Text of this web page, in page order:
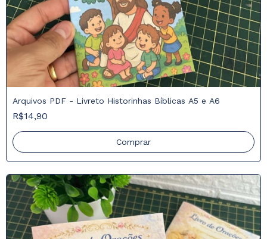
Arquivos PDF - Livreto Historinhas Bíblicas A5 e A6
R$14,90